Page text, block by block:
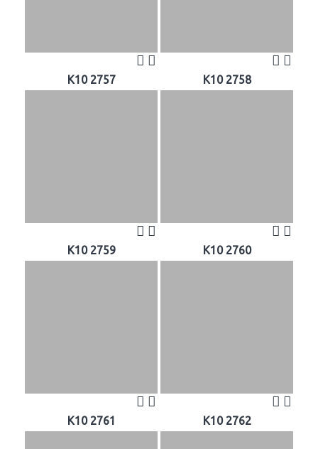
K10 2757 K10 2758
K10 2759 K10 2760
K10 2761 K10 2762